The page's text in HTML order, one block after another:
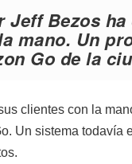
Jeff Bezos ha
mano. Un
Go de la
clientes con la
Un sistema